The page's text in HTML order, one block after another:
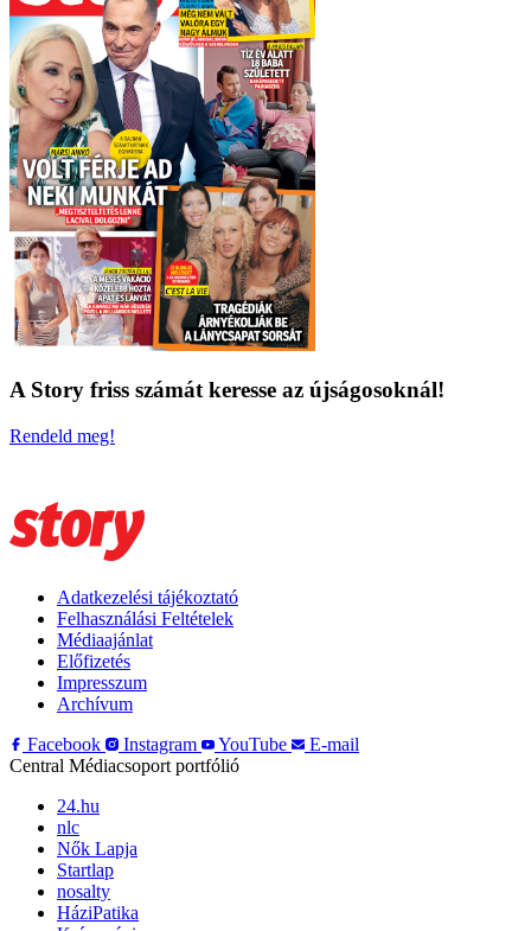
A Story friss számát keresse az újságosoknál!
Rendeld meg!
Adatkezelési tájékoztató
Felhasználási Feltételek
Médiaajánlat
Előfizetés
Impresszum
Archívum
Facebook
Instagram YouTube
E-mail
Central Médiacsoport portfólió
24.hu
nlc
Nők Lapja
Startlap
nosalty
HáziPatika